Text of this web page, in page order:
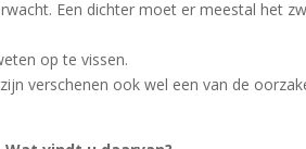
Een dichter moet er meestal het
op te vissen.
verschenen ook wel een van de